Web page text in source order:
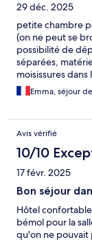
29 déc. 2025
petite chambre
(on ne peut se
possibilité de
séparées,
moisissures dans
Emma, séjour
Avis vérifié
10/10
17 févr. 2025
Bon séjour
Hôtel
bémol pour la
qu'on ne pouvait